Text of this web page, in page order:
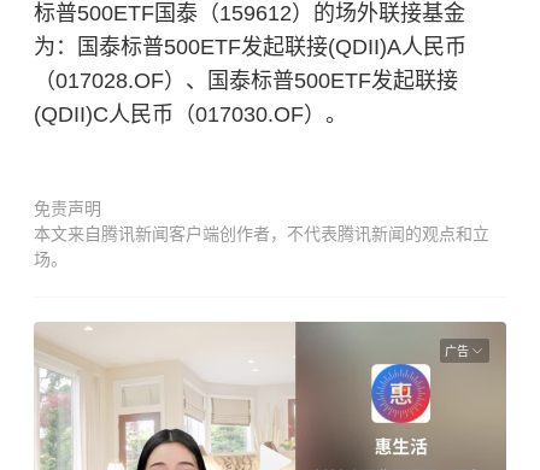
标普500ETF国泰（159612）的场外联接基金
为：国泰标普500ETF发起联接(QDII)A人民币
（017028.OF）、国泰标普500ETF发起联接
(QDII)C人民币（017030.OF）。
免责声明
本文来自腾讯新闻客户端创作者，不代表腾讯新闻的观点和立
场。
广告